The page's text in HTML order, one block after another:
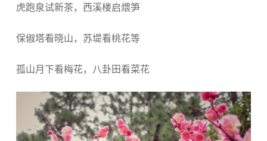
虎跑泉试新茶，西溪楼启煨笋
保俶塔看晓山，苏堤看桃花等
孤山月下看梅花，八卦田看菜花